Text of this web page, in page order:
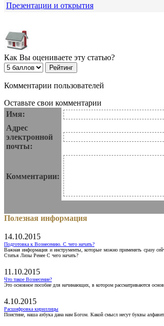
Презентации и открытия
Как Вы оцениваете эту статью?
Комментарии пользователей
Оставьте свои комментарии
Имя:
Адрес
электронной
почты:
Комментарии:
Полезная информация
14.10.2015
Подготовка к Вознесению. С чего начать?
Важная информация и инструменты, которые можно применять сразу
Статья Лизы Ренее С чего начать?
11.10.2015
Что такое Вознесение?
Это основное пособие для начинающих, в котором рассматриваются
4.10.2015
Расшифровка кириллицы
Поистине, наша азбука дана нам Богом. Какой смысл несут буквы